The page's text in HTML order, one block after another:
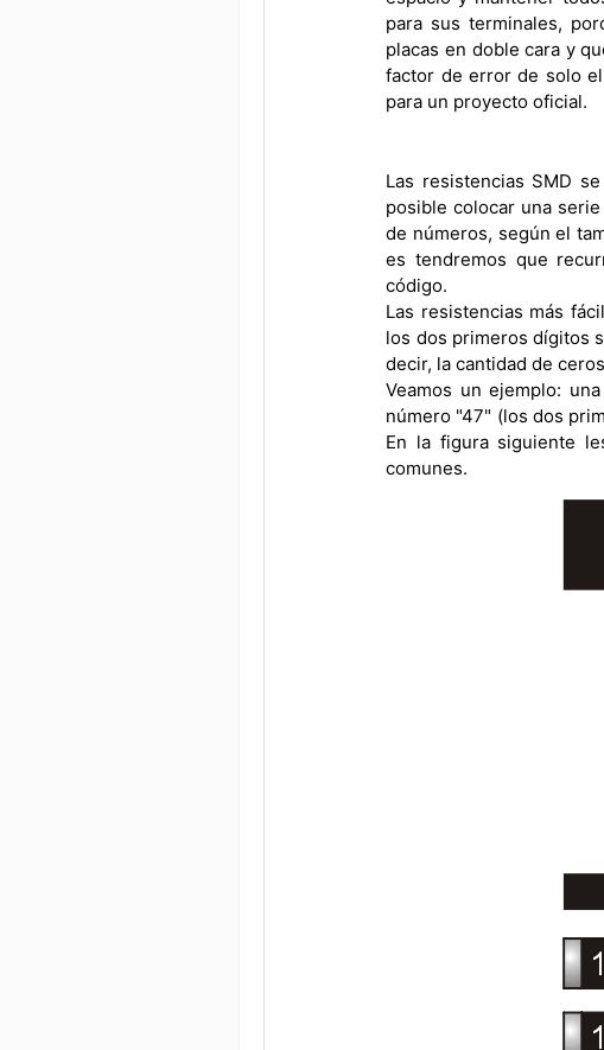
para sus terminales,
placas en doble cara y
factor de error de solo
para un proyecto oficial.
Las resistencias SMD
posible colocar una
de números, según el
es tendremos que
código.
Las resistencias más
los dos primeros dígitos
decir, la cantidad de
Veamos un ejemplo:
número "47" (los dos
En la figura siguiente
comunes.